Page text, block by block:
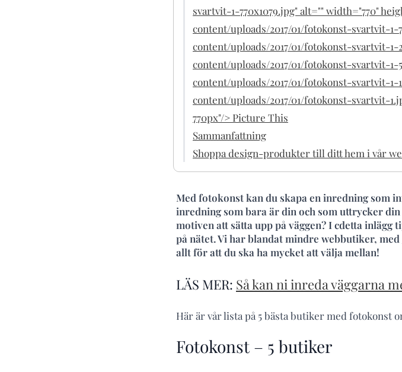
svartvit-1-770x1079.jpg" alt="" width="770"
content/uploads/2017/01/fotokonst-svartvit-
content/uploads/2017/01/fotokonst-svartvit-
content/uploads/2017/01/fotokonst-svartvit-
content/uploads/2017/01/fotokonst-svartvit-
content/uploads/2017/01/fotokonst-svartvit-
770px"/> Picture This
Sammanfattning
Shoppa design-produkter till ditt hem i vår
Med fotokonst kan du skapa en inredning som
inredning som bara är din och som uttrycker
motiven att sätta upp på väggen? I cdetta
på nätet. Vi har blandat mindre webbutiker,
allt för att du ska ha mycket att välja mellan!
LÄS MER: Så kan ni inreda väggarna
Här är vår lista på 5 bästa butiker med fotokonst
Fotokonst – 5 butiker